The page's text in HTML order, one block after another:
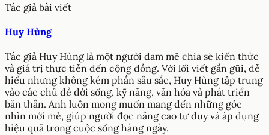
Tác giả bài viết
Huy Hùng
Tác giả Huy Hùng là một người đam mê chia sẻ kiến thức
và giá trị thực tiễn đến cộng đồng. Với lối viết gần gũi, dễ
hiểu nhưng không kém phần sâu sắc, Huy Hùng tập trung
vào các chủ đề đời sống, kỹ năng, văn hóa và phát triển
bản thân. Anh luôn mong muốn mang đến những góc
nhìn mới mẻ, giúp người đọc nâng cao tư duy và áp dụng
hiệu quả trong cuộc sống hàng ngày.